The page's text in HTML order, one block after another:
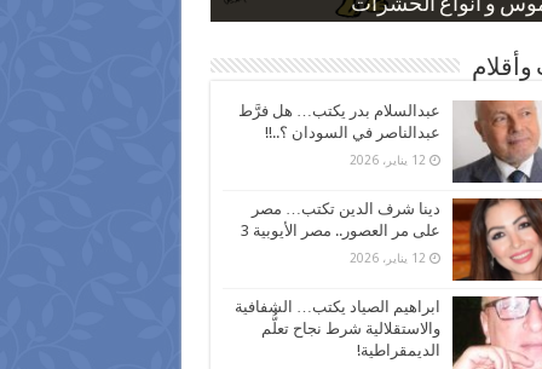
و أنواع الحشرات
بعد ارتفاع الأسعار
نسبة الطلاق في مصر
كاركاتيرية
كاركاتيرية
وأقلام
عبدالسلام بدر يكتب… هل فرَّط
عبدالناصر في السودان ؟..!!
12 يناير، 2026
دينا شرف الدين تكتب… مصر
على مر العصور.. مصر الأيوبية 3
12 يناير، 2026
ابراهيم الصياد يكتب… الشفافية
والاستقلالية شرط نجاح تعلُّم
الديمقراطية!